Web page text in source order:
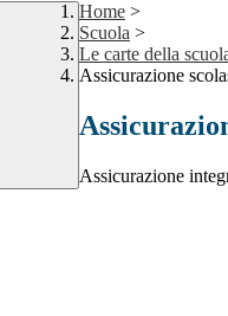
Home >
Scuola >
Le carte della
Assicurazione
Assicurazione